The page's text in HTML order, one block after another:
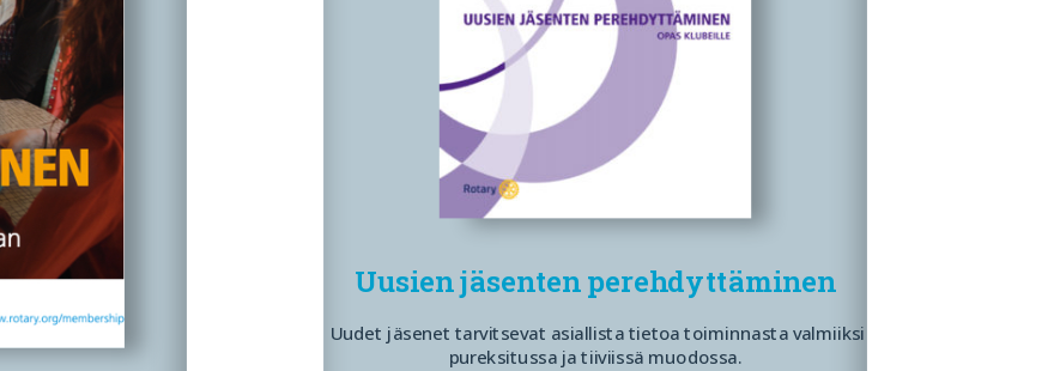
Uusien jäsenten perehdyttäminen
Uudet jäsenet tarvitsevat asiallista tietoa toiminnasta valmiiksi
pureksitussa ja tiiviissä muodossa.